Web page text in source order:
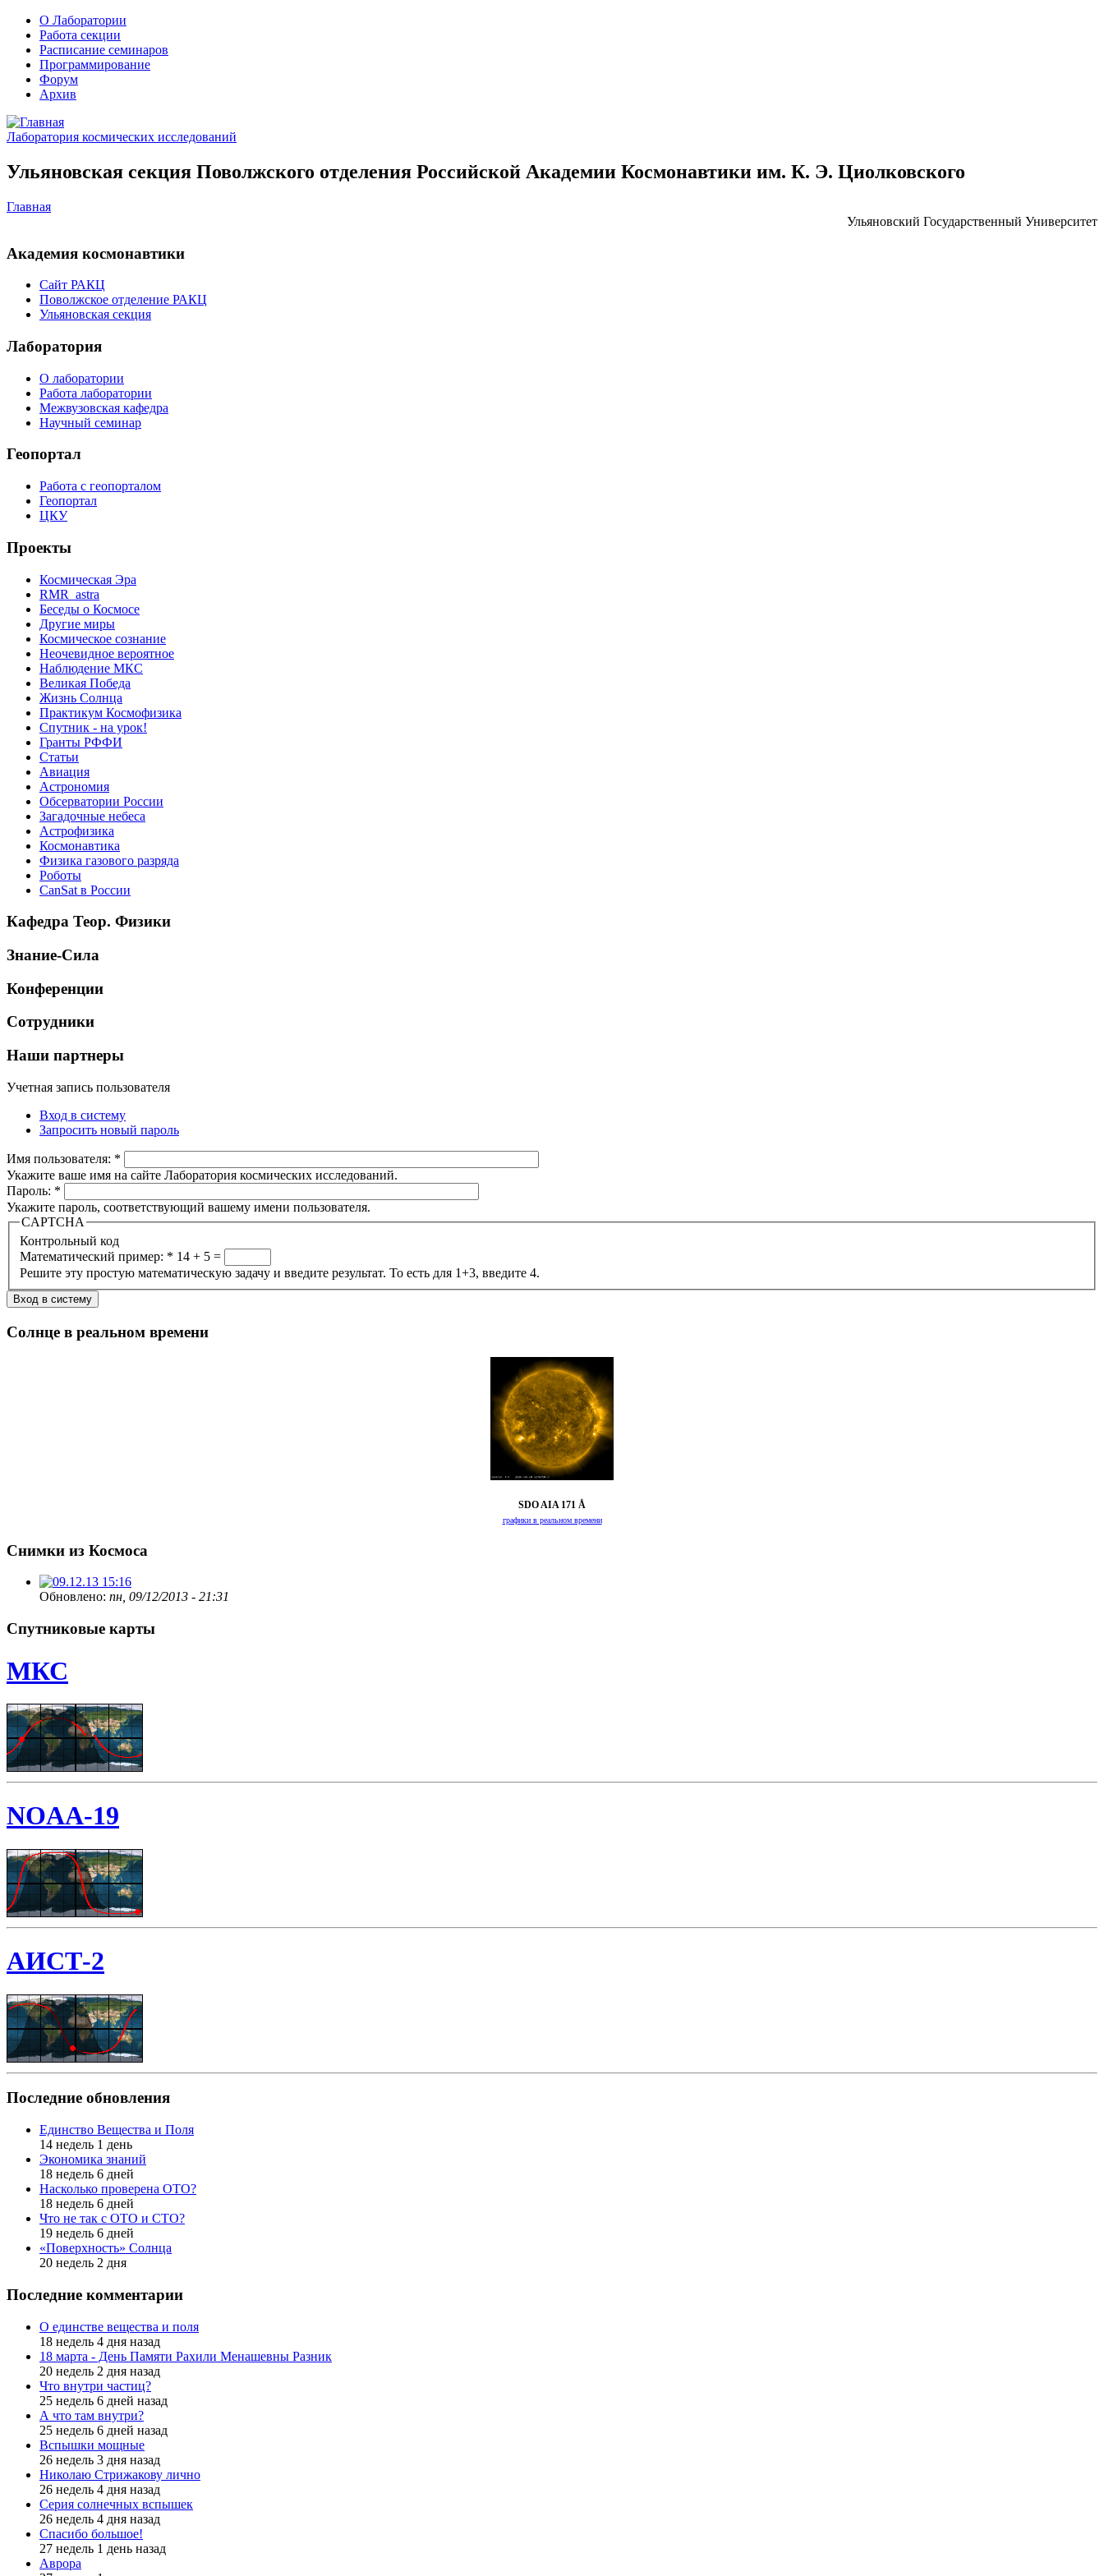
О Лаборатории
Работа секции
Расписание семинаров
Программирование
Форум
Архив
Лаборатория космических исследований
Ульяновская секция Поволжского отделения Российской Академии Космонавтики им. К. Э. Циолковского
Главная
Ульяновский Государственный Университет
Академия космонавтики
Сайт РАКЦ
Поволжское отделение РАКЦ
Ульяновская секция
Лаборатория
О лаборатории
Работа лаборатории
Межвузовская кафедра
Научный семинар
Геопортал
Работа с геопорталом
Геопортал
ЦКУ
Проекты
Космическая Эра
RMR_astra
Беседы о Космосе
Другие миры
Космическое сознание
Неочевидное вероятное
Наблюдение МКС
Великая Победа
Жизнь Солнца
Практикум Космофизика
Спутник - на урок!
Гранты РФФИ
Статьи
Авиация
Астрономия
Обсерватории России
Загадочные небеса
Астрофизика
Космонавтика
Физика газового разряда
Роботы
CanSat в России
Кафедра Теор. Физики
Знание-Сила
Конференции
Сотрудники
Наши партнеры
Учетная запись пользователя
Вход в систему
Запросить новый пароль
Имя пользователя: *
Укажите ваше имя на сайте Лаборатория космических исследований.
Пароль: *
Укажите пароль, соответствующий вашему имени пользователя.
CAPTCHA
Контрольный код
Математический пример: * 14 + 5 =
Решите эту простую математическую задачу и введите результат. То есть для 1+3, введите 4.
Солнце в реальном времени
SDO AIA 171 Å
графики в реальном времени
Снимки из Космоса
Обновлено: пн, 09/12/2013 - 21:31
Спутниковые карты
МКС
NOAA-19
АИСТ-2
Последние обновления
Единство Вещества и Поля
14 недель 1 день
Экономика знаний
18 недель 6 дней
Насколько проверена ОТО?
18 недель 6 дней
Что не так с ОТО и СТО?
19 недель 6 дней
«Поверхность» Солнца
20 недель 2 дня
Последние комментарии
О единстве вещества и поля
18 недель 4 дня назад
18 марта - День Памяти Рахили Менашевны Разник
20 недель 2 дня назад
Что внутри частиц?
25 недель 6 дней назад
А что там внутри?
25 недель 6 дней назад
Вспышки мощные
26 недель 3 дня назад
Николаю Стрижакову лично
26 недель 4 дня назад
Серия солнечных вспышек
26 недель 4 дня назад
Спасибо большое!
27 недель 1 день назад
Аврора